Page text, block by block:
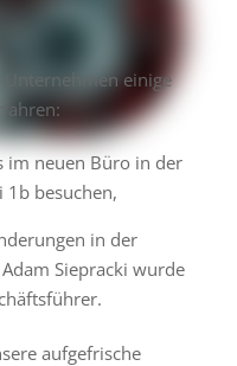
Unternehmen einige
im neuen Büro in der
1b besuchen,
in der
Siepracki wurde
aufgefrische